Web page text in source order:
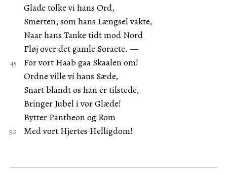
Glade tolke vi hans Ord,
Smerten, som hans Længsel vakte,
Naar hans Tanke tidt mod Nord
Fløj over det gamle Soracte. —
For vort Haab gaa Skaalen om!
Ordne ville vi hans Sæde,
Snart blandt os han er tilstede,
Bringer Jubel i vor Glæde!
Bytter Pantheon og Rom
Med vort Hjertes Helligdom!